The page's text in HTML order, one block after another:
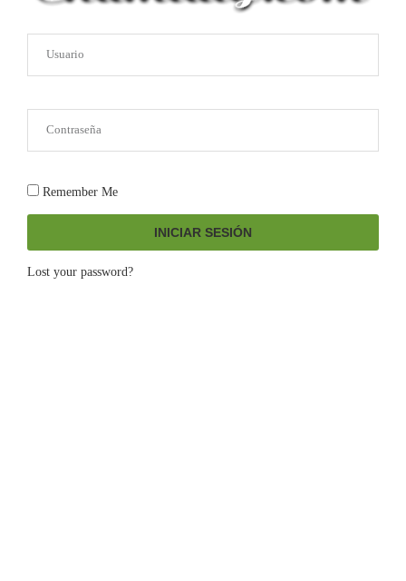
Remember Me
INICIAR SESIÓN
Lost your password?